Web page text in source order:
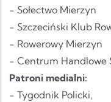
- Sołectwo Mierzyn
- Szczeciński Klub
- Rowerowy Mierzyn
- Centrum Handlowe
Patroni medialni:
- Tygodnik Policki,